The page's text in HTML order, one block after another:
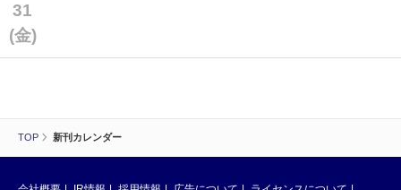
TOP 新刊カレンダー
31
(金)